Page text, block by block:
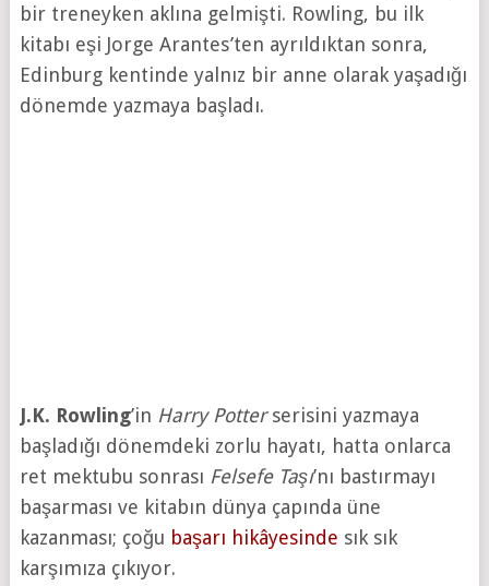
bir treneyken aklına gelmişti. Rowling, bu ilk
kitabı eşi Jorge Arantes’ten ayrıldıktan sonra,
Edinburg kentinde yalnız bir anne olarak yaşadığı
dönemde yazmaya başladı.
J.K. Rowling’in Harry Potterserisini yazmaya
başladığı dönemdeki zorlu hayatı, hatta onlarca
ret mektubu sonrası Felsefe Taşı’nı bastırmayı
başarması ve kitabın dünya çapında üne
kazanması; çoğu başarı hikâyesinde sık sık
karşımıza çıkıyor.